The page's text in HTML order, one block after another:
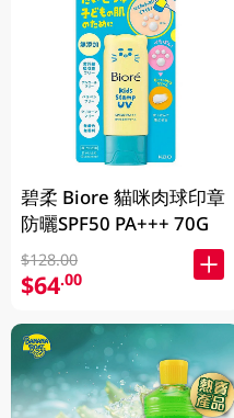
碧柔 Biore 貓咪肉球印章
防曬SPF50 PA+++ 70G
$128.00
$64.00